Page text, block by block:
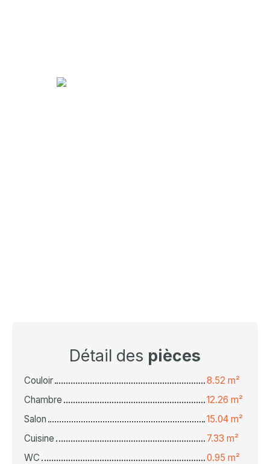
Détail des pièces
Couloir
8.52 m²
Chambre
12.26 m²
Salon
15.04 m²
Cuisine
7.33 m²
WC
0.95 m²